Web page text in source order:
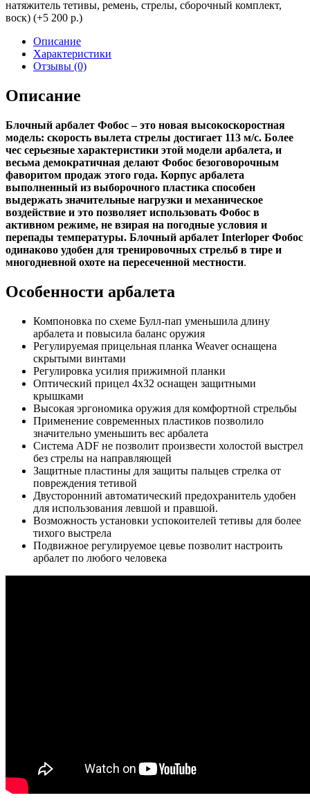
натяжитель тетивы, ремень, стрелы, сборочный комплект,
воск) (+5 200 р.)
Описание
Характеристики
Отзывы (0)
Описание
Блочный арбалет Фобос – это новая высокоскоростная
модель: скорость вылета стрелы достигает 113 м/с. Более
чес серьезные характеристики этой модели арбалета, и
весьма демократичная делают Фобос безоговорочным
фаворитом продаж этого года. Корпус арбалета
выполненный из выборочного пластика способен
выдержать значительные нагрузки и механическое
воздействие и это позволяет использовать Фобос в
активном режиме, не взирая на погодные условия и
перепады температуры. Блочный арбалет Interloper Фобос
одинаково удобен для тренировочных стрельб в тире и
многодневной охоте на пересеченной местности.
Особенности арбалета
Компоновка по схеме Булл-пап уменьшила длину
арбалета и повысила баланс оружия
Регулируемая прицельная планка Weaver оснащена
скрытыми винтами
Регулировка усилия прижимной планки
Оптический прицел 4х32 оснащен защитными
крышками
Высокая эргономика оружия для комфортной стрельбы
Применение современных пластиков позволило
значительно уменьшить вес арбалета
Система ADF не позволит произвести холостой выстрел
без стрелы на направляющей
Защитные пластины для защиты пальцев стрелка от
повреждения тетивой
Двусторонний автоматический предохранитель удобен
для использования левшой и правшой.
Возможность установки успокоителей тетивы для более
тихого выстрела
Подвижное регулируемое цевье позволит настроить
арбалет по любого человека